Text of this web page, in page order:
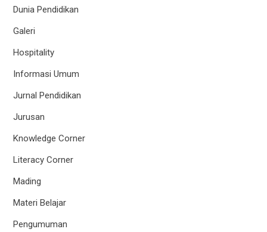
Dunia Pendidikan
Galeri
Hospitality
Informasi Umum
Jurnal Pendidikan
Jurusan
Knowledge Corner
Literacy Corner
Mading
Materi Belajar
Pengumuman